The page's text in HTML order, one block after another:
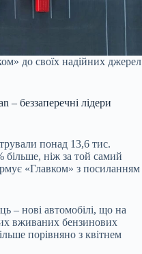
до своїх надійних джерел
– беззаперечні лідери
понад 13,6 тис.
більше, ніж за той самий
«Главком» з посиланням
– нові автомобілі, що на
вживаних бензинових
порівняно з квітнем